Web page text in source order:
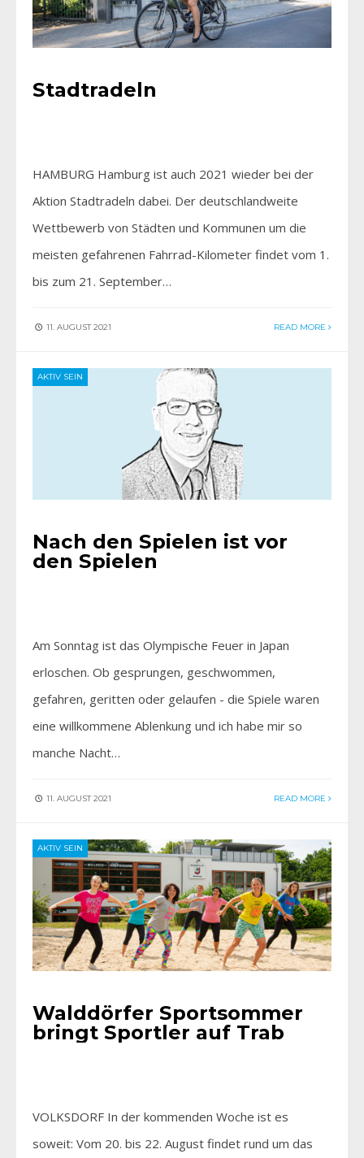
Stadtradeln
HAMBURG Hamburg ist auch 2021 wieder bei der
Aktion Stadtradeln dabei. Der deutschlandweite
Wettbewerb von Städten und Kommunen um die
meisten gefahrenen Fahrrad-Kilometer findet vom 1.
bis zum 21. September…
11. AUGUST 2021 READ MORE
AKTIV SEIN
Nach den Spielen ist vor
den Spielen
Am Sonntag ist das Olympische Feuer in Japan
erloschen. Ob gesprungen, geschwommen,
gefahren, geritten oder gelaufen - die Spiele waren
eine willkommene Ablenkung und ich habe mir so
manche Nacht…
11. AUGUST 2021 READ MORE
AKTIV SEIN
Walddörfer Sportsommer
bringt Sportler auf Trab
VOLKSDORF In der kommenden Woche ist es
soweit: Vom 20. bis 22. August findet rund um das